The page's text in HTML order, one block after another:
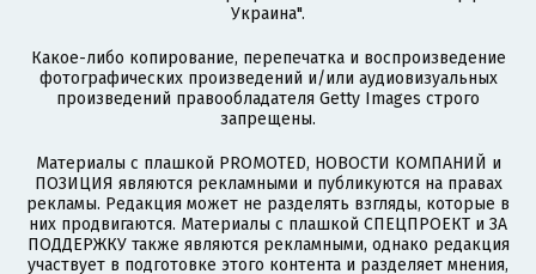
Украина".
Какое-либо копирование, перепечатка и воспроизведение
фотографических произведений и/или аудиовизуальных
произведений правообладателя Getty Images строго
запрещены.
Материалы с плашкой PROMOTED, НОВОСТИ КОМПАНИЙ и
ПОЗИЦИЯ являются рекламными и публикуются на правах
рекламы. Редакция может не разделять взгляды, которые в
них продвигаются. Материалы с плашкой СПЕЦПРОЕКТ и ЗА
ПОДДЕРЖКУ также являются рекламными, однако редакция
участвует в подготовке этого контента и разделяет мнения,